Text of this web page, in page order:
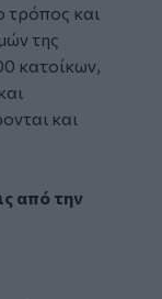
τρόπος και
της
κατοίκων,
και
από την